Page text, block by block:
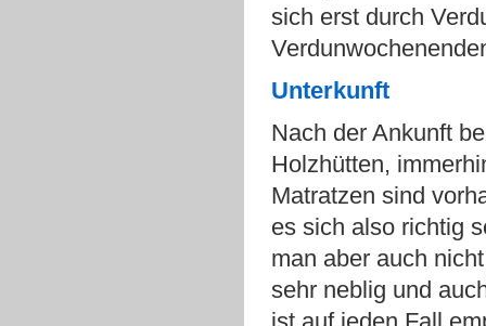
sich erst durch
Unterkunft
Nach der Ankunft
Holzhütten,
Matratzen sind
es sich also richtig
man aber auch
sehr neblig und